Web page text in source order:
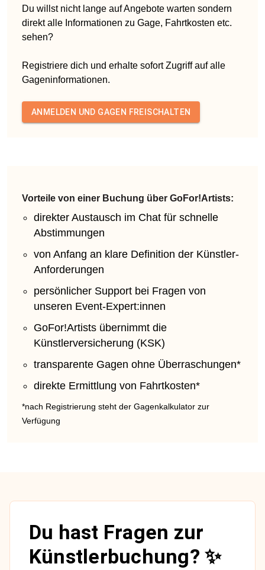
Du willst nicht lange auf Angebote warten sondern
direkt alle Informationen zu Gage, Fahrtkosten etc.
sehen?
Registriere dich und erhalte sofort Zugriff auf alle
Gageninformationen.
ANMELDEN UND GAGEN FREISCHALTEN
Vorteile von einer Buchung über GoFor!Artists:
direkter Austausch im Chat für schnelle
Abstimmungen
von Anfang an klare Definition der Künstler-
Anforderungen
persönlicher Support bei Fragen von
unseren Event-Expert:innen
GoFor!Artists übernimmt die
Künstlerversicherung (KSK)
transparente Gagen ohne Überraschungen*
direkte Ermittlung von Fahrtkosten*
*nach Registrierung steht der Gagenkalkulator zur
Verfügung
Du hast Fragen zur
Künstlerbuchung? ✨